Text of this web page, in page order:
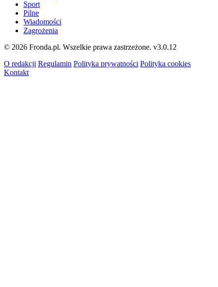
Sport
Pilne
Wiadomości
Zagrożenia
© 2026 Fronda.pl. Wszelkie prawa zastrzeżone. v3.0.12
O redakcji Regulamin Polityka prywatności Polityka cookies
Kontakt